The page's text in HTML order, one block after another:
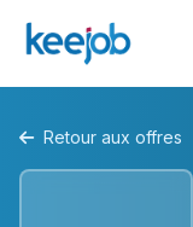
Retour aux offres